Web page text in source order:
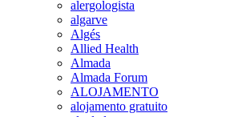
alergologista
algarve
Algés
Allied Health
Almada
Almada Forum
ALOJAMENTO
alojamento gratuito